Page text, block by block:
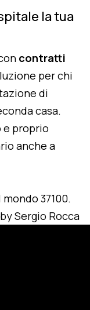
la tua
contratti
per chi
di
casa.
e proprio
anche a
37100.